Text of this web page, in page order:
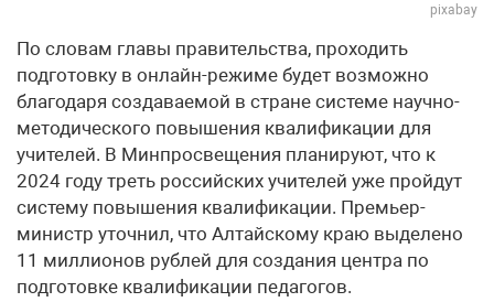
pixabay
По словам главы правительства, проходить
подготовку в онлайн-режиме будет возможно
благодаря создаваемой в стране системе научно-
методического повышения квалификации для
учителей. В Минпросвещения планируют, что к
2024 году треть российских учителей уже пройдут
систему повышения квалификации. Премьер-
министр уточнил, что Алтайскому краю выделено
11 миллионов рублей для создания центра по
подготовке квалификации педагогов.